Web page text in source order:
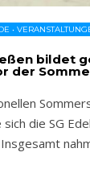
•
bildet
der
die SG